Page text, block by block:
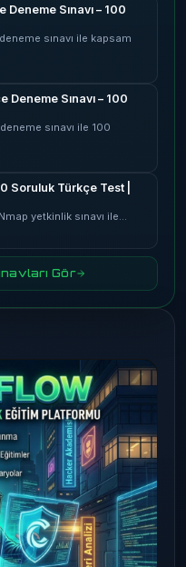
Sınavı – 100
sınavı ile kapsam
Sınavı – 100
sınavı ile 100
Soruluk Türkçe Test |
yetkinlik sınavı ile…
Gör